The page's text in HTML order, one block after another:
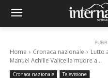
Home Cronaca nazionale
Lutto
Manuel Achille Valicella muore a...
Cronaca nazionale Televisione